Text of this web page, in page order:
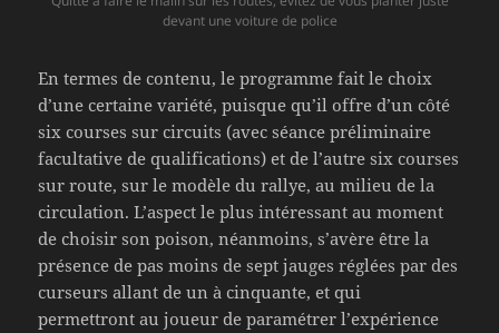
devant une voiture de police
En termes de contenu, le programme fait le choix
d’une certaine variété, puisque qu’il offre d’un côté
six courses sur circuits (avec séance préliminaire
facultative de qualifications) et de l’autre six courses
sur route, sur le modèle du rallye, au milieu de la
circulation. L’aspect le plus intéressant au moment
de choisir son poison, néanmoins, s’avère être la
présence de pas moins de sept jauges réglées par des
curseurs allant de un à cinquante, et qui
permettront au joueur de paramétrer l’expérience